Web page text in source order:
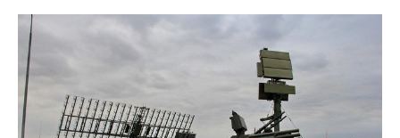
КОРОЛИ ГОСЗАКАЗА ПФО
ВУЗЫ ТАТАРСТАНА
КОМУ ПРИНАДЛЕЖАТ
ТОРГОВЫЕ ЦЕНТРЫ
ТАТАРСТАНА
ФИНАНСЫ
БАНКИ
БЮДЖЕТ
ИНВЕСТИЦИИ
НОВОСТИ
ПРОМЫШЛЕННОСТИ
АГРОПРОМ
МАШИНОСТРОЕНИЕ
НЕДВИЖИМОСТЬ
НОВОСТИ НЕДВИЖИМОСТИ
АВТО
НОВОСТИ АВТО
БИЗНЕС
НОВОСТИ БИЗНЕСА